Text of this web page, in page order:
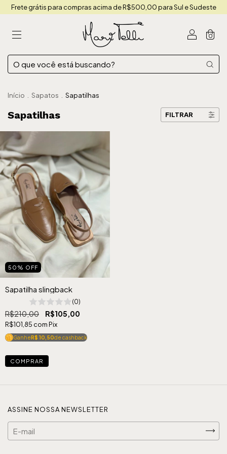
Frete grátis para compras acima de R$500,00 para Sul e Sudeste
0
Início Sapatos Sapatilhas
Sapatilhas FILTRAR
50 % OFF
Sapatilha slingback
(0)
R$210,00 R$105,00
R$101,85 comPix
GanheR$ 10,50de cashback
COMPRAR
ASSINE NOSSA NEWSLETTER